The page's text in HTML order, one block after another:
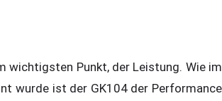
wichtigsten Punkt, der Leistung. Wie im
wurde ist der GK104 der Performance